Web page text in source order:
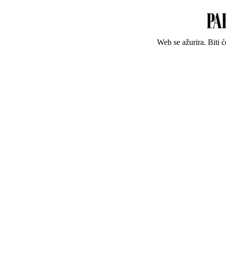
Web se ažurira. Biti